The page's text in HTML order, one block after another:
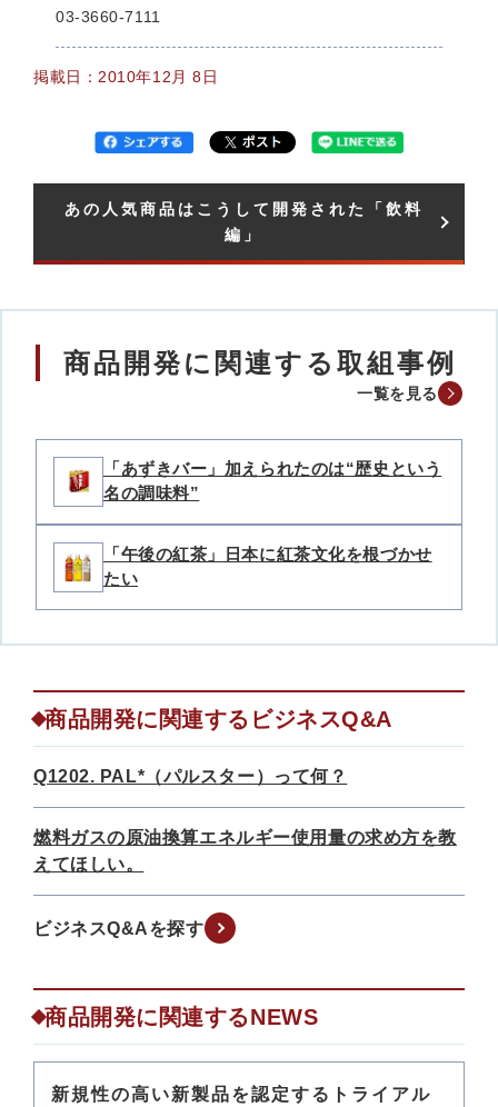
03-3660-7111
掲載日：2010年12月 8日
あの人気商品はこうして開発された「飲料
編」​
商品開発に関連する取組事例
一覧を見る
「あずきバー」加えられたのは“歴史という
名の調味料”
「午後の紅茶」日本に紅茶文化を根づかせ
たい
商品開発に関連するビジネスQ&A
Q1202. PAL*（パルスター）って何？
燃料ガスの原油換算エネルギー使用量の求め方を教
えてほしい。
ビジネスQ&Aを探す
商品開発に関連するNEWS
新規性の高い新製品を認定するトライアル